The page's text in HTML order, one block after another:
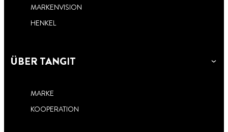
MARKENVISION
HENKEL
ÜBER TANGIT
MARKE
KOOPERATION